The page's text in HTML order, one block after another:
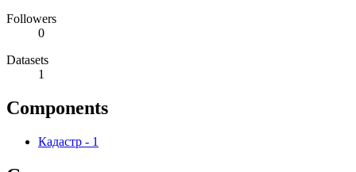
Followers
0
Datasets
1
Components
Кадастр - 1